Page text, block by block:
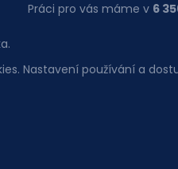
Práci pro vás máme v 6
Nastavení používání a